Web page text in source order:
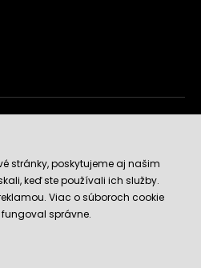
stránky, poskytujeme aj našim
keď ste používali ich služby.
Viac o súboroch cookie
správne.